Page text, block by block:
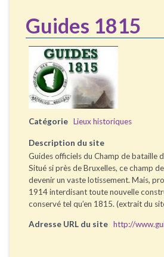
Guides 1815
Catégorie Lieux historiques
Description du site
Guides officiels du Champ de bataille
Situé si près de Bruxelles, ce champ
devenir un vaste lotissement. Mais,
1914 interdisant toute nouvelle
conservé tel qu’en 1815. (extrait du
Adresse URL du site http://